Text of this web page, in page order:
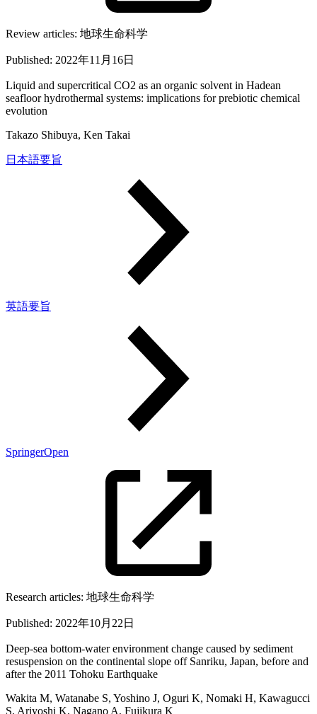
Review articles: 地球生命科学
Published: 2022年11月16日
Liquid and supercritical CO2 as an organic solvent in Hadean
seafloor hydrothermal systems: implications for prebiotic chemical
evolution
Takazo Shibuya, Ken Takai
日本語要旨
英語要旨
SpringerOpen
Research articles: 地球生命科学
Published: 2022年10月22日
Deep-sea bottom-water environment change caused by sediment
resuspension on the continental slope off Sanriku, Japan, before and
after the 2011 Tohoku Earthquake
Wakita M, Watanabe S, Yoshino J, Oguri K, Nomaki H, Kawagucci
S, Ariyoshi K, Nagano A, Fujikura K